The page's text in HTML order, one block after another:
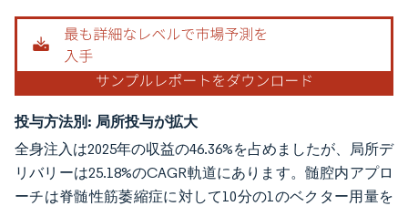
投与方法別: 局所投与が拡大
全身注入は2025年の収益の46.36%を占めましたが、局所デ
リバリーは25.18%のCAGR軌道にあります。髄腔内アプロ
ーチは脊髄性筋萎縮症に対して10分の1のベクター用量を